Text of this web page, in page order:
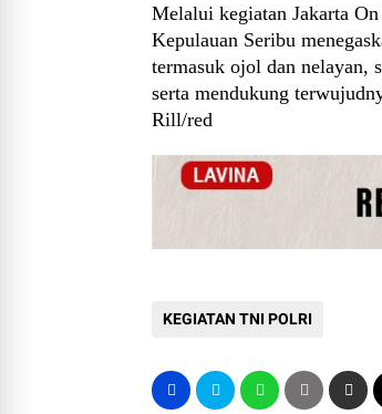
Melalui kegiatan Jakarta
Kepulauan Seribu
termasuk ojol dan nelayan,
serta mendukung
Rill/red
KEGIATAN TNI POLRI